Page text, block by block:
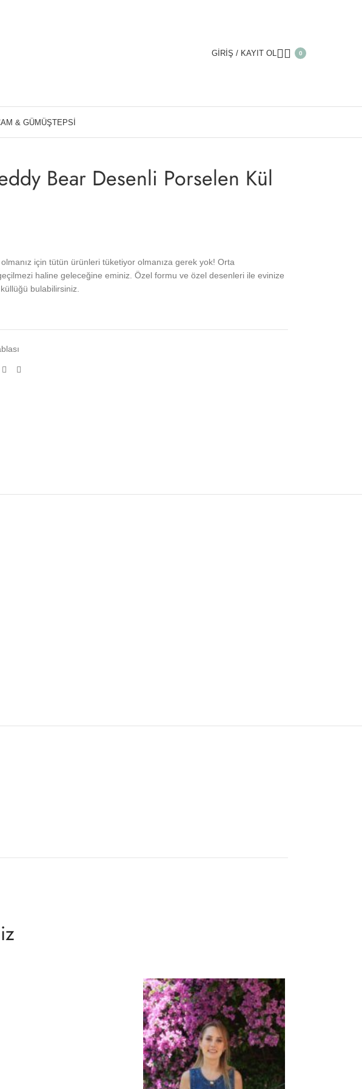
GIRIŞ / KAYIT OL 0
& GÜMÜŞTEPSI
Cuban Teddy Bear Desenli Porselen Kül Tablası
Bear Desenli Porselen Kül
için tütün ürünleri tüketiyor olmanıza gerek yok! Orta
haline geleceğine eminiz. Özel formu ve özel desenleri ile evinize
bulabilirsiniz.